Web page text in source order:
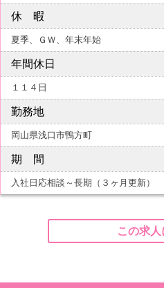
休 暇
夏季、ＧＷ、年末年始
年間休日
１１４日
勤務地
岡山県浅口市鴨方町
期 間
入社日応相談～長期（３ヶ月更新）
この求